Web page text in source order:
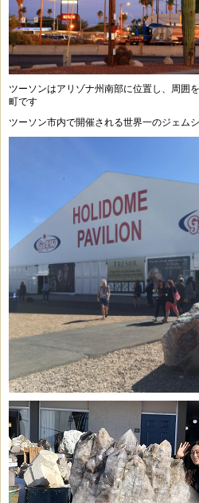
ツーソンはアリゾナ州南部に位置し、周囲
町です
ツーソン市内で開催される世界一のジェム